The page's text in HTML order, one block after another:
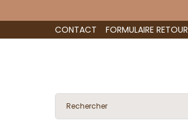
CONTACT
FORMULAIRE RETOUR